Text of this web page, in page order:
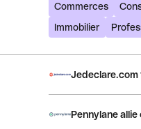
Commerces
Immobilier
Jedeclare.com
Pennylane